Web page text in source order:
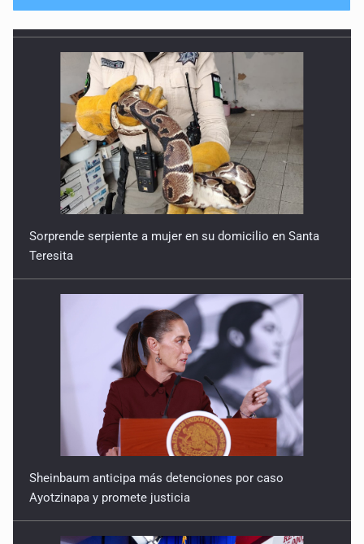
No hay problema de salud
11 de Julio de 2026
Detienen en Tlajomulco a hombre con dos armas de fuego
y más de 50 cartuchos
10 de Julio de 2026
Instalan mesa de seguridad para conductores de ERT
9 de Julio de 2026
Que tiradero
10 de Julio de 2026
Detienen a conductor por amenazar con arma tras
9 de Julio de 2026
Reactivarán contraflujo en López Mateos Sur a partir del
9 de Julio de 2026
Y no se enoje con el FBI
9 de Julio de 2026
Sorprende serpiente a mujer en su domicilio en Santa
Teresita
Sheinbaum anticipa más detenciones por caso
Ayotzinapa y promete justicia